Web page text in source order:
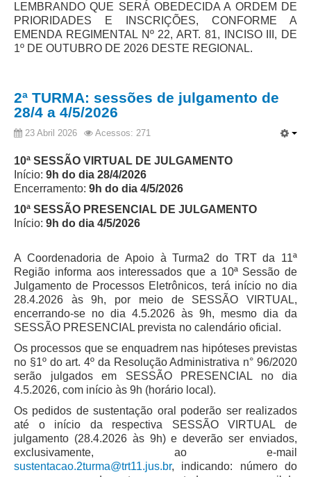
Cartilhas
Cadastro de Peritos, Tradutores e Intérpretes
Calendário de Eventos
Calendário de Eventos passados
Calendário das Correições
Calendário de Suspensão
Calendário da Justiça Itinerante
Concursos
Contas abertas em nome dos beneficiários
Diários Eletrônicos
e-Doc
Guias de recolhimento
Leilão Público
Mapa do site
META 9 do CNJ
Pauta Digital
LEMBRANDO QUE SERÁ OBEDECIDA A ORDEM DE
PRIORIDADES E INSCRIÇÕES, CONFORME A
EMENDA REGIMENTAL Nº 22, ART. 81, INCISO III, DE
1º DE OUTUBRO DE 2026 DESTE REGIONAL.
2ª TURMA: sessões de julgamento de
28/4 a 4/5/2026
23 Abril 2026 Acessos: 271
10ª SESSÃO VIRTUAL DE JULGAMENTO
Início: 9h do dia 28/4/2026
Encerramento: 9h do dia 4/5/2026
10ª SESSÃO PRESENCIAL DE JULGAMENTO
Início: 9h do dia 4/5/2026
A Coordenadoria de Apoio à Turma2 do TRT da 11ª
Região informa aos interessados que a 10ª Sessão de
Julgamento de Processos Eletrônicos, terá início no dia
28.4.2026 às 9h, por meio de SESSÃO VIRTUAL,
encerrando-se no dia 4.5.2026 às 9h, mesmo dia da
SESSÃO PRESENCIAL prevista no calendário oficial.
Os processos que se enquadrem nas hipóteses previstas
no §1º do art. 4º da Resolução Administrativa n° 96/2020
serão julgados em SESSÃO PRESENCIAL no dia
4.5.2026, com início às 9h (horário local).
Os pedidos de sustentação oral poderão ser realizados
até o início da respectiva SESSÃO VIRTUAL de
julgamento (28.4.2026 às 9h) e deverão ser enviados,
exclusivamente, ao e-mail
sustentacao.2turma@trt11.jus.br, indicando: número do